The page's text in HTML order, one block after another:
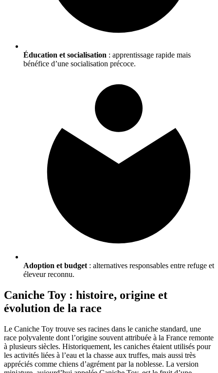
Éducation et socialisation : apprentissage rapide mais
bénéfice d’une socialisation précoce.
Adoption et budget : alternatives responsables entre refuge et
éleveur reconnu.
Caniche Toy : histoire, origine et
évolution de la race
Le Caniche Toy trouve ses racines dans le caniche standard, une
race polyvalente dont l’origine souvent attribuée à la France remonte
à plusieurs siècles. Historiquement, les caniches étaient utilisés pour
les activités liées à l’eau et la chasse aux truffes, mais aussi très
appréciés comme chiens d’agrément par la noblesse. La version